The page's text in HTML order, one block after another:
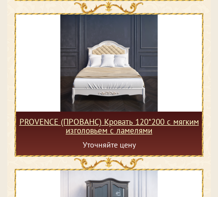
PROVENCE (ПРОВАНС) Кровать 120*200 с мягким
изголовьем с ламелями
Уточняйте цену